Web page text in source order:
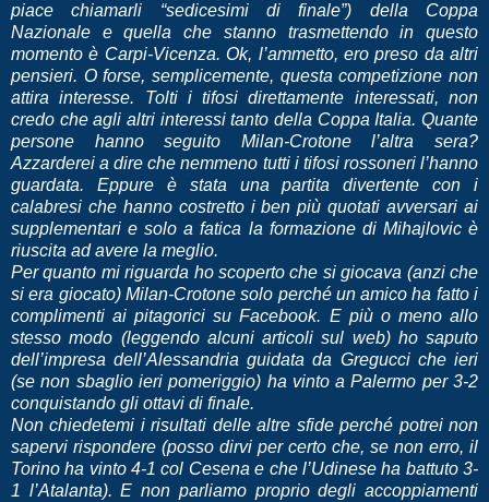
piace chiamarli “sedicesimi di finale”) della Coppa
Nazionale e quella che stanno trasmettendo in questo
momento è Carpi-Vicenza. Ok, l’ammetto, ero preso da altri
pensieri. O forse, semplicemente, questa competizione non
attira interesse. Tolti i tifosi direttamente interessati, non
credo che agli altri interessi tanto della Coppa Italia. Quante
persone hanno seguito Milan-Crotone l’altra sera?
Azzarderei a dire che nemmeno tutti i tifosi rossoneri l’hanno
guardata. Eppure è stata una partita divertente con i
calabresi che hanno costretto i ben più quotati avversari ai
supplementari e solo a fatica la formazione di Mihajlovic è
riuscita ad avere la meglio.
Per quanto mi riguarda ho scoperto che si giocava (anzi che
si era giocato) Milan-Crotone solo perché un amico ha fatto i
complimenti ai pitagorici su Facebook. E più o meno allo
stesso modo (leggendo alcuni articoli sul web) ho saputo
dell’impresa dell’Alessandria guidata da Gregucci che ieri
(se non sbaglio ieri pomeriggio) ha vinto a Palermo per 3-2
conquistando gli ottavi di finale.
Non chiedetemi i risultati delle altre sfide perché potrei non
sapervi rispondere (posso dirvi per certo che, se non erro, il
Torino ha vinto 4-1 col Cesena e che l’Udinese ha battuto 3-
1 l’Atalanta). E non parliamo proprio degli accoppiamenti